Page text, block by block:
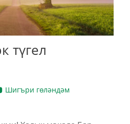
түгел
Шигъри гөләндәм